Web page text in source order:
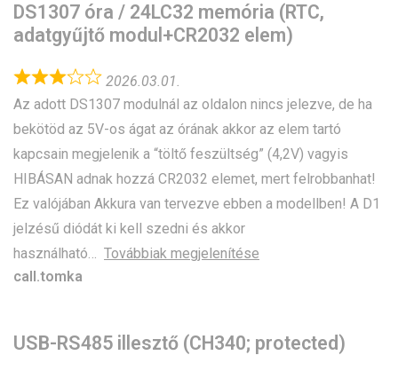
DS1307 óra / 24LC32 memória (RTC,
adatgyűjtő modul+CR2032 elem)
2026.03.01.
Az adott DS1307 modulnál az oldalon nincs jelezve, de ha
bekötöd az 5V-os ágat az órának akkor az elem tartó
kapcsain megjelenik a “töltő feszültség” (4,2V) vagyis
HIBÁSAN adnak hozzá CR2032 elemet, mert felrobbanhat!
Ez valójában Akkura van tervezve ebben a modellben! A D1
jelzésű diódát ki kell szedni és akkor
használható
Továbbiak megjelenítése
call.tomka
USB-RS485 illesztő (CH340; protected)